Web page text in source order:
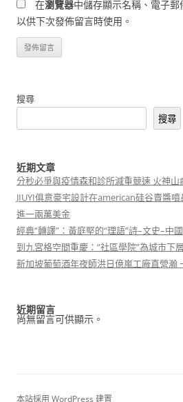
在瀏覽器中儲存顯示名稱、電子郵
以供下次發佈留言時使用。
搜尋
搜尋
近期文章
分秒必爭與疫情森和診所減重競速 火神
JIUYI俱意豪宅設計在american硅谷賣醬
進一兩萬美金
經典“轉譯”：黃庭堅的“理語”詩–文史–中
到九宮格空間重慶：“社區學院”為城市下
新加坡葡萄酒年夜師洪日億嵐工廠直營瀚
近期留言
尚無留言可供顯示。
本站採用 WordPress 建置